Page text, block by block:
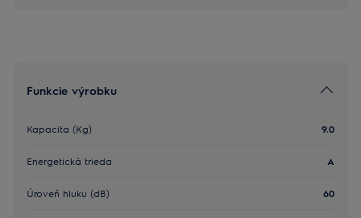
Funkcie výrobku
Kapacita (Kg) 9.0
Energetická trieda A
Úroveň hluku (dB) 60